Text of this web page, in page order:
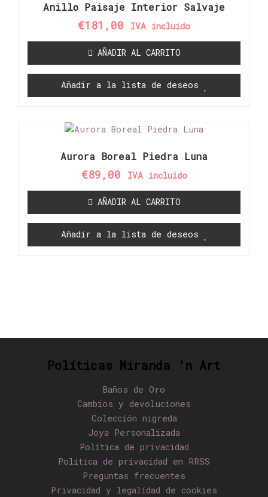
Anillo Paisaje Interior Salvaje
€181,00 IVA incluido
AÑADIR AL CARRITO
Añadir a la lista de deseos
Aurora Boreal Piedra Luna
€89,00 IVA incluido
AÑADIR AL CARRITO
Añadir a la lista de deseos
Políticas Miranda ‘n Art
Baños de Oro
Cambios y devoluciones
Colección nigreda
Joya Personalizada
Política de privacidad
Política de privacidad en RRSS
Preguntas frecuentes
Privacidad y legalidad de cookies